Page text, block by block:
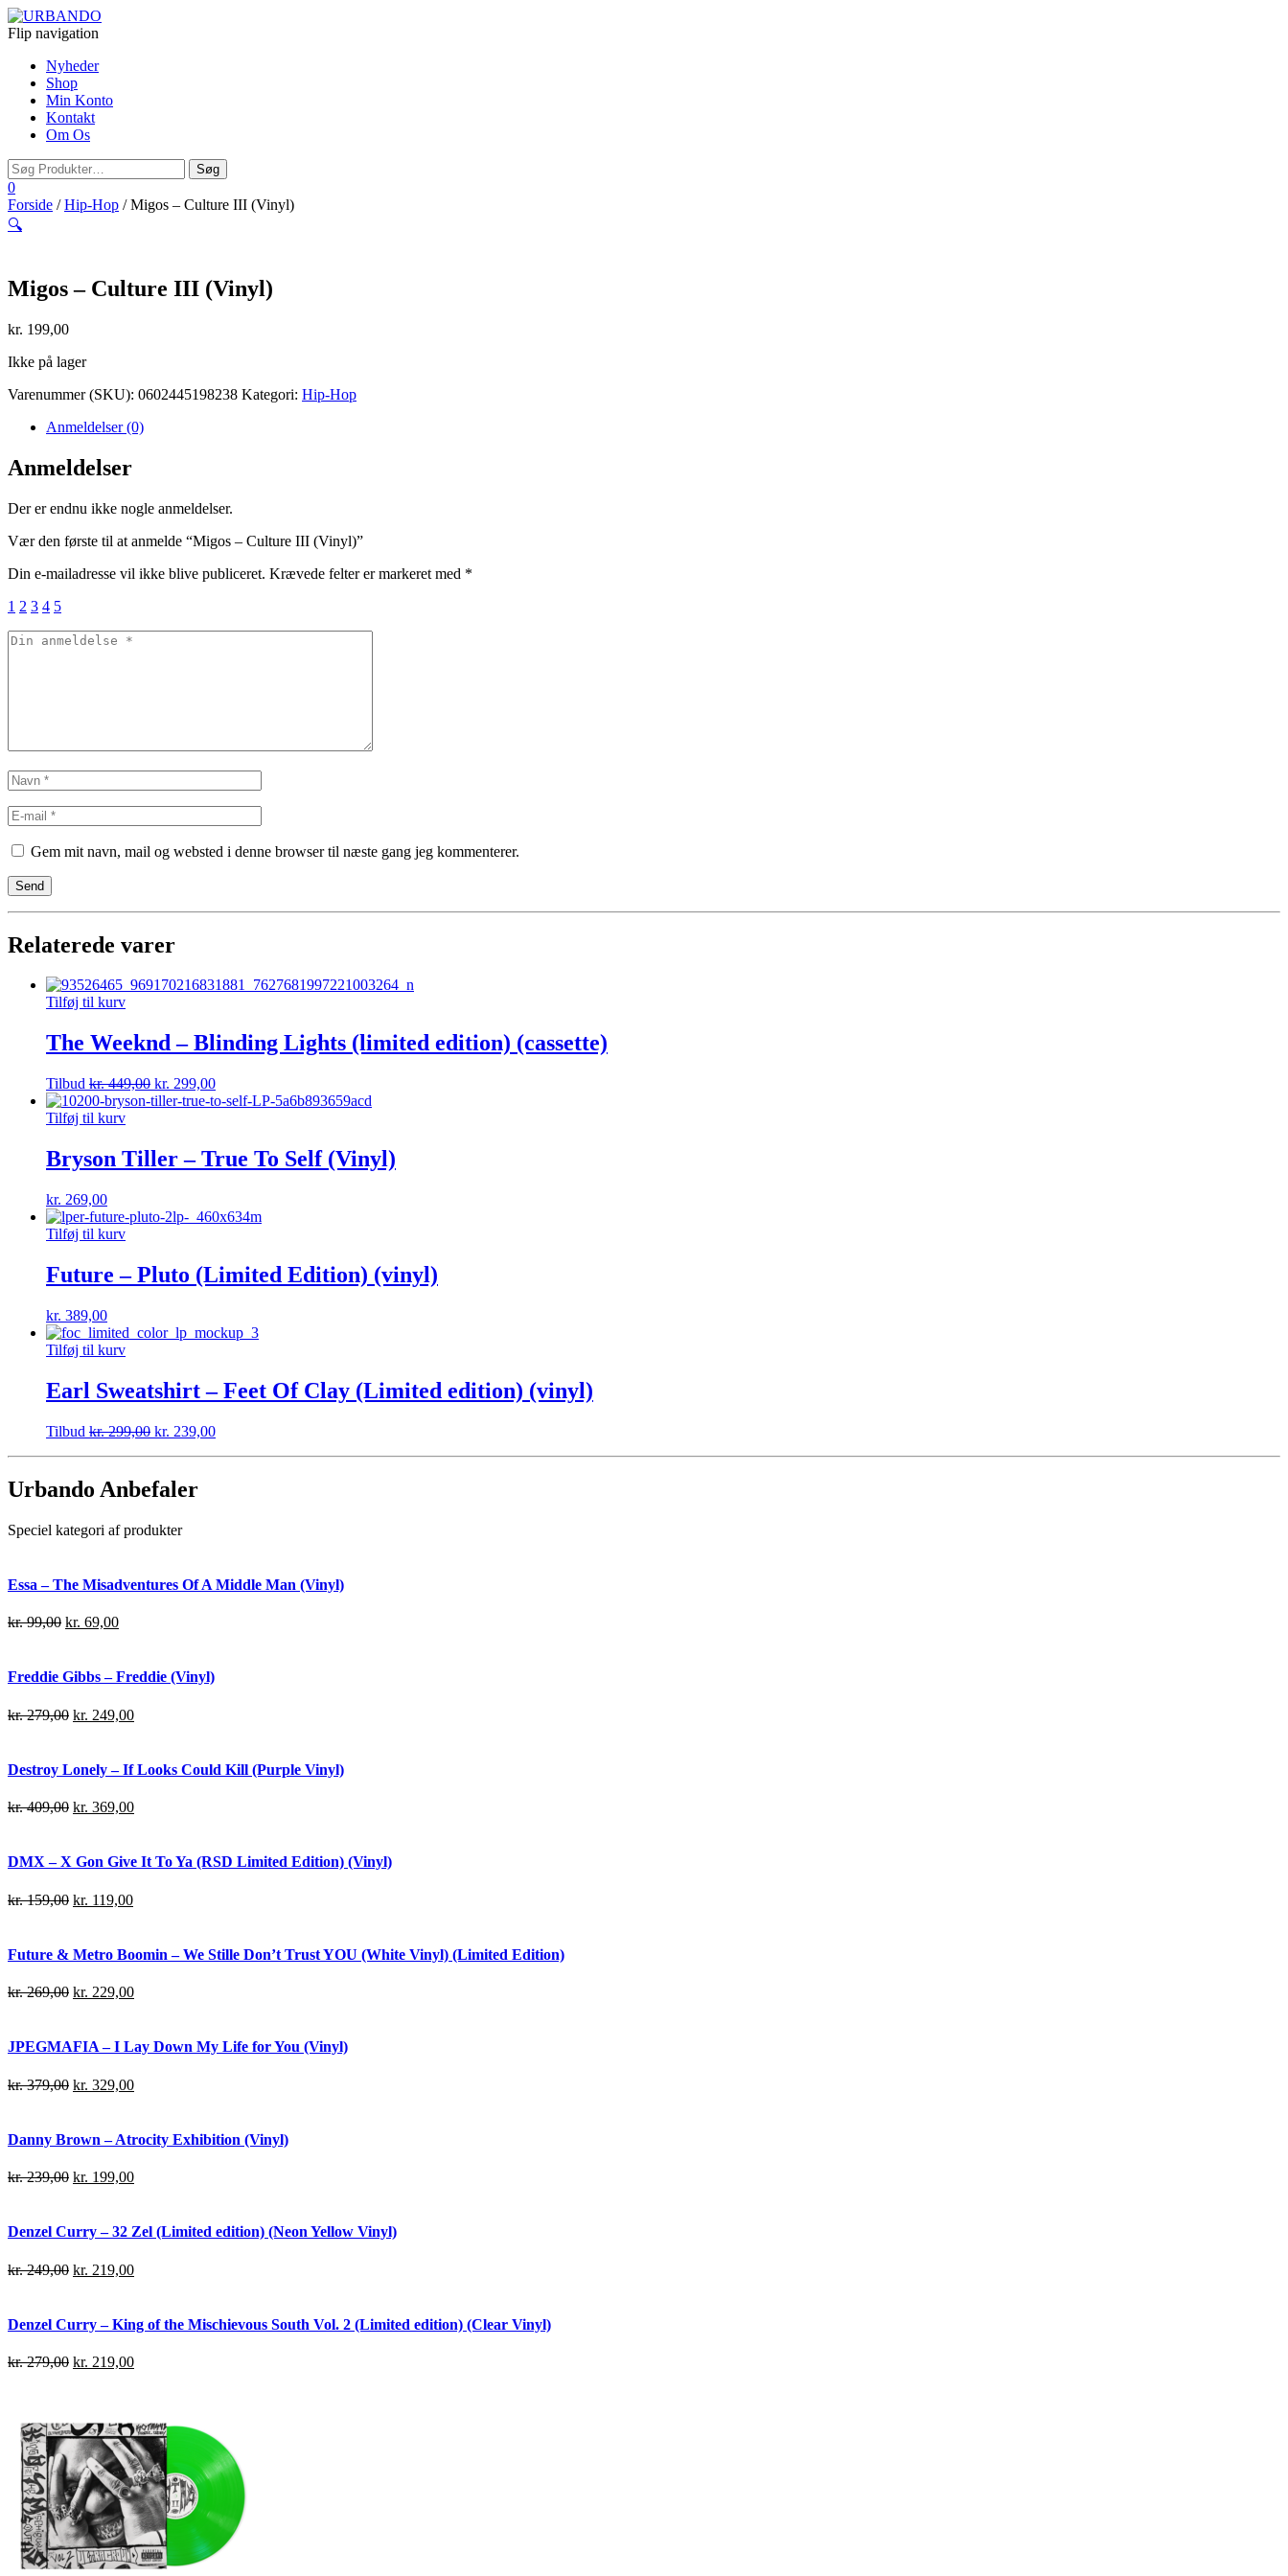
Flip navigation
Nyheder
Shop
Min Konto
Kontakt
Om Os
0
Forside /Hip-Hop / Migos – Culture III (Vinyl)
🔍
Migos – Culture III (Vinyl)
kr. 199,00
Ikke på lager
Varenummer (SKU): 0602445198238 Kategori: Hip-Hop
Anmeldelser (0)
Anmeldelser
Der er endnu ikke nogle anmeldelser.
Vær den første til at anmelde “Migos – Culture III (Vinyl)”
Din e-mailadresse vil ikke blive publiceret. Krævede felter er markeret med *
1 2 3 4 5
Gem mit navn, mail og websted i denne browser til næste gang jeg kommenterer.
Relaterede varer
Tilføj til kurv
The Weeknd – Blinding Lights (limited edition) (cassette)
Tilbud kr.449,00 kr. 299,00
Tilføj til kurv
Bryson Tiller – True To Self (Vinyl)
kr. 269,00
Tilføj til kurv
Future – Pluto (Limited Edition) (vinyl)
kr. 389,00
Tilføj til kurv
Earl Sweatshirt – Feet Of Clay (Limited edition) (vinyl)
Tilbud kr.299,00 kr. 239,00
Urbando Anbefaler
Speciel kategori af produkter
Essa – The Misadventures Of A Middle Man (Vinyl)
kr.99,00 kr. 69,00
Freddie Gibbs – Freddie (Vinyl)
kr.279,00 kr. 249,00
Destroy Lonely – If Looks Could Kill (Purple Vinyl)
kr.409,00 kr. 369,00
DMX – X Gon Give It To Ya (RSD Limited Edition) (Vinyl)
kr.159,00 kr. 119,00
Future & Metro Boomin – We Stille Don’t Trust YOU (White Vinyl) (Limited Edition)
kr.269,00 kr. 229,00
JPEGMAFIA – I Lay Down My Life for You (Vinyl)
kr.379,00 kr. 329,00
Danny Brown – Atrocity Exhibition (Vinyl)
kr.239,00 kr. 199,00
Denzel Curry – 32 Zel (Limited edition) (Neon Yellow Vinyl)
kr.249,00 kr. 219,00
Denzel Curry – King of the Mischievous South Vol. 2 (Limited edition) (Clear Vinyl)
kr.279,00 kr. 219,00